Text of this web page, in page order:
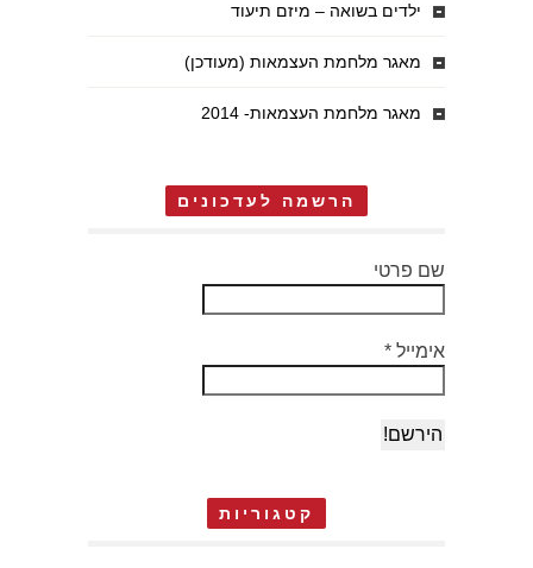
ילדים בשואה – מיזם תיעוד
מאגר מלחמת העצמאות (מעודכן)
מאגר מלחמת העצמאות- 2014
הרשמה לעדכונים
שם פרטי
אימייל *
קטגוריות